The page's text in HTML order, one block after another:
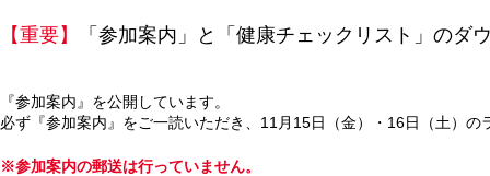
【重要】 「参加案内」と「健康チェックリスト」のダ
『参加案内』を公開しています。
必ず『参加案内』をご一読いただき、11月15日（金）・16日（土）の
※参加案内の郵送は行っていません。